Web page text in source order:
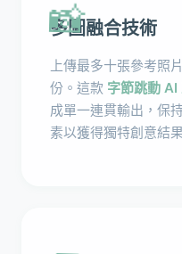
📸
多圖融合技術
上傳最多十張參考照
份。這款 字節跳動 AI
成單一連貫輸出，保
素以獲得獨特創意結